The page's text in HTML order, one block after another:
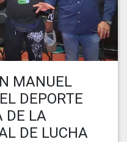
MANUEL
DEPORTE
DE LA
DE LUCHA